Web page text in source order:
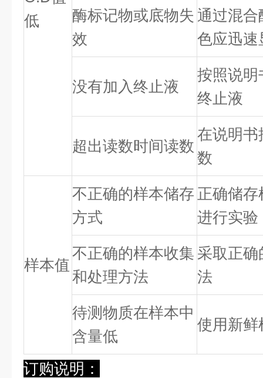
低
酶标记物或底物失
效
通过混
色应迅速
没有加入终止液
按照说明
终止液
超出读数时间读数
在说明书
数
样本值
不正确的样本储存
方式
正确储
进行实验
不正确的样本收集
和处理方法
采取正
法
待测物质在样本中
含量低
使用新鲜
订购说明：